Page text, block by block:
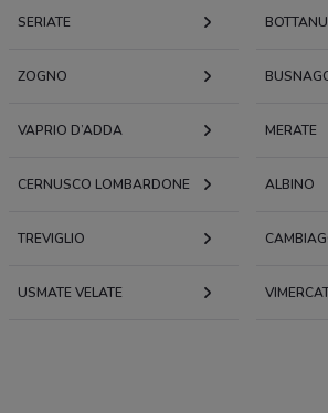
SERIATE
ZOGNO
VAPRIO D’ADDA MERATE
CERNUSCO LOMBARDONE ALBINO
TREVIGLIO
USMATE VELATE